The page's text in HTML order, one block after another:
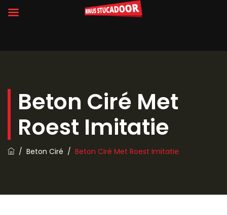
Beton Ciré Met
Roest Imitatie
/ Beton Ciré / Beton Ciré Met Roest Imitatie